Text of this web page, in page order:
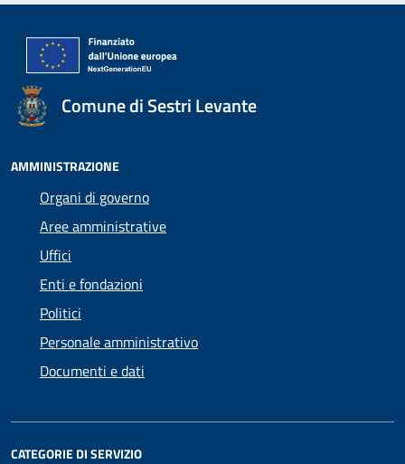
Comune di Sestri Levante
AMMINISTRAZIONE
Organi di governo
Aree amministrative
Uffici
Enti e fondazioni
Politici
Personale amministrativo
Documenti e dati
CATEGORIE DI SERVIZIO